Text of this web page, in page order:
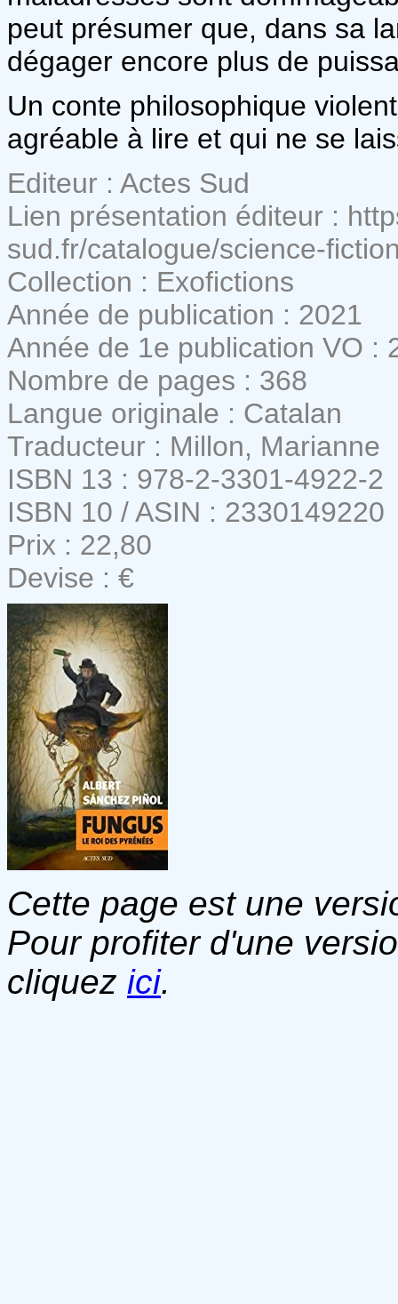
peut présumer que, dans sa
dégager encore plus de
Un conte philosophique
agréable à lire et qui ne se
Editeur : Actes Sud
Lien présentation éditeur :
sud.fr/catalogue/science-
Collection : Exofictions
Année de publication : 2021
Année de 1e publication VO :
Nombre de pages : 368
Langue originale : Catalan
Traducteur : Millon, Marianne
ISBN 13 : 978-2-3301-4922-2
ISBN 10 / ASIN : 2330149220
Prix : 22,80
Devise : €
Cette page est une
Pour profiter d'une
cliquez ici.